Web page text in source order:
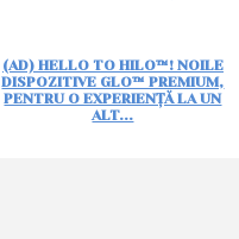
(AD) HELLO TO HILO™! NOILE
DISPOZITIVE GLO™ PREMIUM,
PENTRU O EXPERIENȚĂ LA UN
ALT...